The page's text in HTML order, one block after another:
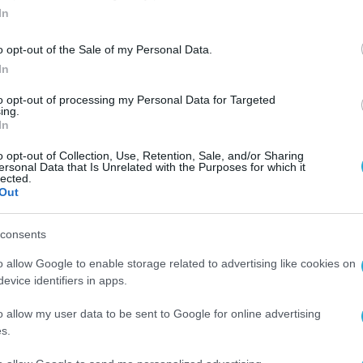
opt-out of the Sale of my Personal Data.
opt-out of processing my Personal Data for Targeted
opt-out of Collection, Use, Retention, Sale, and/or Sharing
Data that Is Unrelated with the Purposes for which it
allow Google to enable storage related to advertising like cookies on
identifiers in apps.
allow my user data to be sent to Google for online advertising